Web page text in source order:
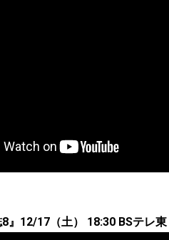
8』12/17（土） 18:30 BSテレ東